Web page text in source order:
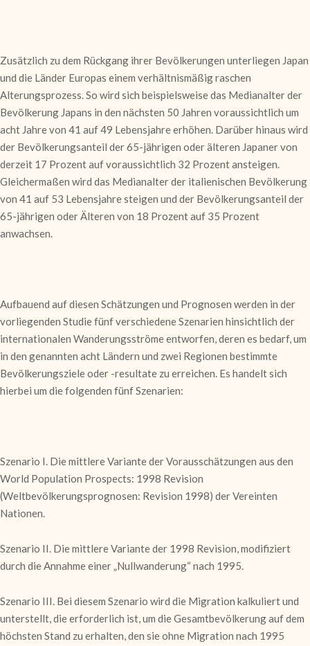
Zusätzlich zu dem Rückgang ihrer Bevölkerungen unterliegen Japan
und die Länder Europas einem verhältnismäßig raschen
Alterungsprozess. So wird sich beispielsweise das Medianalter der
Bevölkerung Japans in den nächsten 50 Jahren voraussichtlich um
acht Jahre von 41 auf 49 Lebensjahre erhöhen. Darüber hinaus wird
der Bevölkerungsanteil der 65-jährigen oder älteren Japaner von
derzeit 17 Prozent auf voraussichtlich 32 Prozent ansteigen.
Gleichermaßen wird das Medianalter der italienischen Bevölkerung
von 41 auf 53 Lebensjahre steigen und der Bevölkerungsanteil der
65-jährigen oder Älteren von 18 Prozent auf 35 Prozent
anwachsen.
Aufbauend auf diesen Schätzungen und Prognosen werden in der
vorliegenden Studie fünf verschiedene Szenarien hinsichtlich der
internationalen Wanderungsströme entworfen, deren es bedarf, um
in den genannten acht Ländern und zwei Regionen bestimmte
Bevölkerungsziele oder -resultate zu erreichen. Es handelt sich
hierbei um die folgenden fünf Szenarien:
Szenario I. Die mittlere Variante der Vorausschätzungen aus den
World Population Prospects: 1998 Revision
(Weltbevölkerungsprognosen: Revision 1998) der Vereinten
Nationen.
Szenario II. Die mittlere Variante der 1998 Revision, modifiziert
durch die Annahme einer „Nullwanderung“ nach 1995.
Szenario III. Bei diesem Szenario wird die Migration kalkuliert und
unterstellt, die erforderlich ist, um die Gesamtbevölkerung auf dem
höchsten Stand zu erhalten, den sie ohne Migration nach 1995